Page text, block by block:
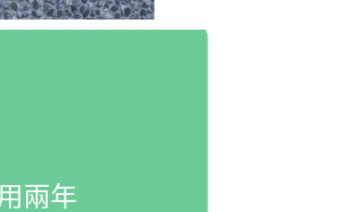
兩年